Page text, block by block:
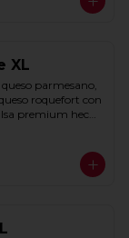
XL
parmesano,
roquefort con
premium hecha